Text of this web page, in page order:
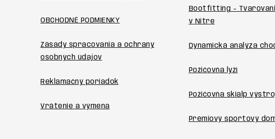
OBCHODNÉ PODMIENKY
Zásady spracovania a ochrany
osobných údajov
Reklamačný poriadok
Vrátenie a výmena
Bootfitting -
v Nitre
Dynamická analýza
Požičovňa lyží
Požičovňa skialp
Prémiový športový